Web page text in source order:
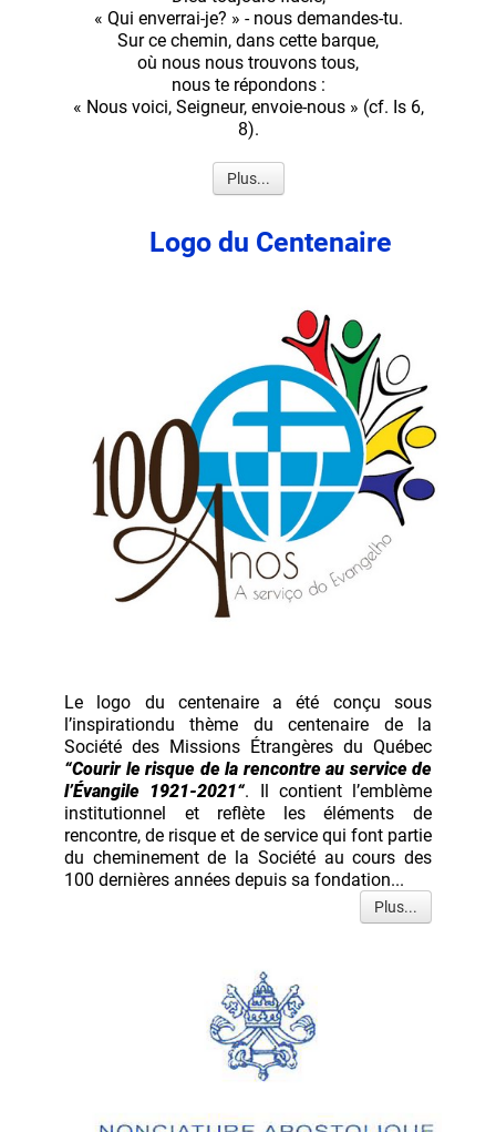
« Qui enverrai-je? » - nous demandes-tu.
Sur ce chemin, dans cette barque,
où nous nous trouvons tous,
nous te répondons :
« Nous voici, Seigneur, envoie-nous » (cf. Is 6,
8).
Plus...
Logo du Centenaire
Le logo du centenaire a été conçu sous
l’inspirationdu thème du centenaire de la
Société des Missions Étrangères du Québec
“Courir le risque de la rencontre au service de
l’Évangile 1921-2021“. Il contient l’emblème
institutionnel et reflète les éléments de
rencontre, de risque et de service qui font partie
du cheminement de la Société au cours des
100 dernières années depuis sa fondation...
Plus...